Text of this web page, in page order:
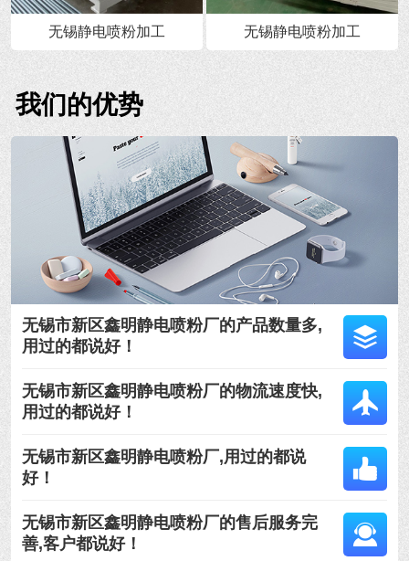
无锡静电喷粉加工 无锡静电喷粉加工
我们的优势
无锡市新区鑫明静电喷粉厂的产品数量多,
用过的都说好！
无锡市新区鑫明静电喷粉厂的物流速度快,
用过的都说好！
无锡市新区鑫明静电喷粉厂,用过的都说
好！
无锡市新区鑫明静电喷粉厂的售后服务完
善,客户都说好！